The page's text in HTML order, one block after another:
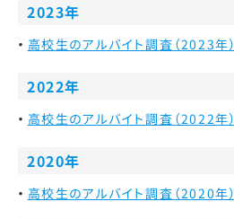
2023年
高校生のアルバイト調査（2023年）
2022年
高校生のアルバイト調査（2022年）
2020年
高校生のアルバイト調査（2020年）